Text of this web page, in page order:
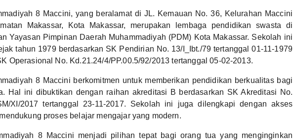
8 Maccini, yang beralamat di JL. Kemauan No. 36, Kelurahan Maccini
Makassar, Kota Makassar, merupakan lembaga pendidikan swasta di
Yayasan Pimpinan Daerah Muhammadiyah (PDM) Kota Makassar. Sekolah ini
tahun 1979 berdasarkan SK Pendirian No. 13/I_Ibt./79 tertanggal 01-11-1979
Operasional No. Kd.21.24/4/PP.00.5/92/2013 tertanggal 05-02-2013.
8 Maccini berkomitmen untuk memberikan pendidikan berkualitas bagi
Hal ini dibuktikan dengan raihan akreditasi B berdasarkan SK Akreditasi No.
XI/2017 tertanggal 23-11-2017. Sekolah ini juga dilengkapi dengan akses
proses belajar mengajar yang modern.
8 Maccini menjadi pilihan tepat bagi orang tua yang menginginkan